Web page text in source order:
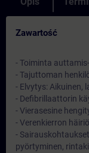
Zawartość
- Toiminta
- Tajuttoman
- Elvytys: Aikuinen,
- Defibrillaattorin
- Vierasesine
- Verenkierron
-
pyörtyminen,